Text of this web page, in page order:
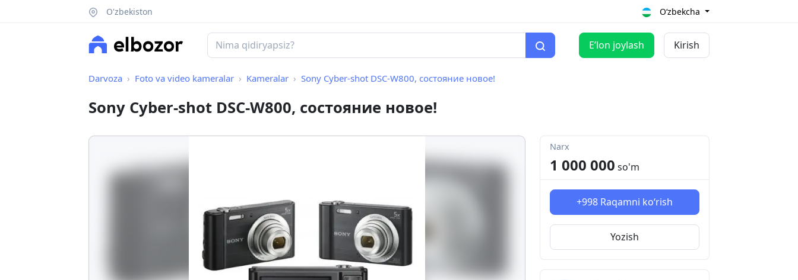
O'zbekiston O‘zbekcha
Eʼlon joylash Kirish
Darvoza Foto va video kameralar Kameralar Sony Cyber-shot DSC-W800, cостояние новое!
Sony Cyber-shot DSC-W800, cостояние новое!
Narx
1 000 000 so'm
+998 Raqamni ko‘rish
Yozish